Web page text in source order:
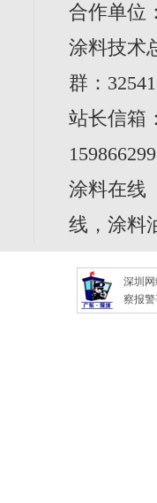
合作单位
涂料技术
群：
站长信箱
涂料在线
线，涂料
深圳
察报警